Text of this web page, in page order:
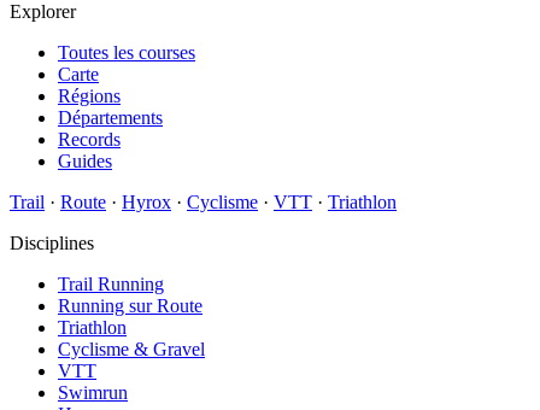
Explorer
Toutes les courses
Carte
Régions
Départements
Records
Guides
Trail · Route · Hyrox · Cyclisme · VTT · Triathlon
Disciplines
Trail Running
Running sur Route
Triathlon
Cyclisme & Gravel
VTT
Swimrun